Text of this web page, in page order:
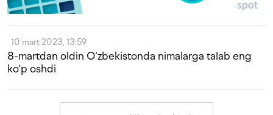
10 mart 2023, 13:59
8-martdan oldin O‘zbekistonda nimalarga talab eng
ko‘p oshdi